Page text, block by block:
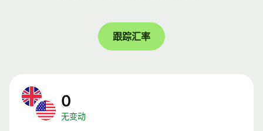
跟踪汇率
0
无变动